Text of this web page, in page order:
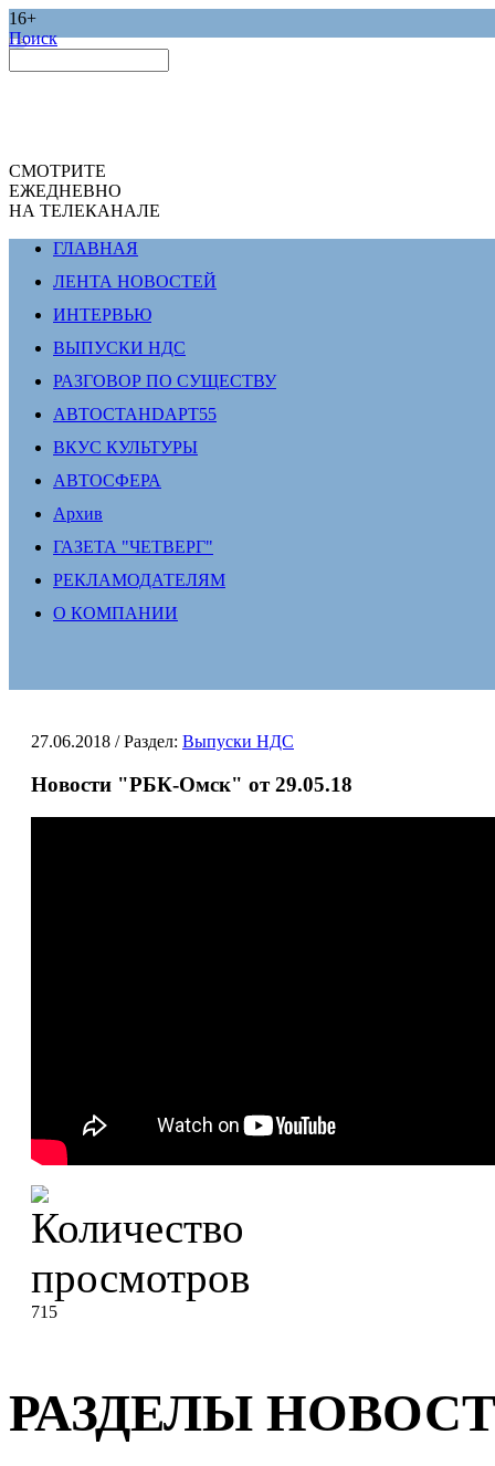
16+
Поиск
СМОТРИТЕ
ЕЖЕДНЕВНО
НА ТЕЛЕКАНАЛЕ
ГЛАВНАЯ
ЛЕНТА НОВОСТЕЙ
ИНТЕРВЬЮ
ВЫПУСКИ НДС
РАЗГОВОР ПО СУЩЕСТВУ
АВТОСТАНDАРТ55
ВКУС КУЛЬТУРЫ
АВТОСФЕРА
Архив
ГАЗЕТА "ЧЕТВЕРГ"
РЕКЛАМОДАТЕЛЯМ
О КОМПАНИИ
27.06.2018 / Раздел: Выпуски НДС
Новости "РБК-Омск" от 29.05.18
715
РАЗДЕЛЫ